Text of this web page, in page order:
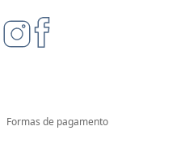
Formas de pagamento